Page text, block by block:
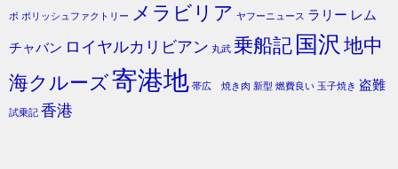
ボ ポリッシュファクトリー メラビリア ヤフーニュース ラリー レム
チャバン ロイヤルカリビアン 丸武 乗船記 国沢 地中
海クルーズ寄港地 帯広 焼き肉 新型 燃費良い 玉子焼き 盗難
試乗記 香港